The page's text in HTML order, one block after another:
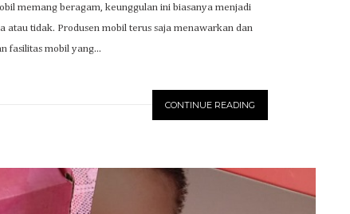
memang beragam, keunggulan ini biasanya menjadi
tidak. Produsen mobil terus saja menawarkan dan
fasilitas mobil yang...
CONTINUE READING